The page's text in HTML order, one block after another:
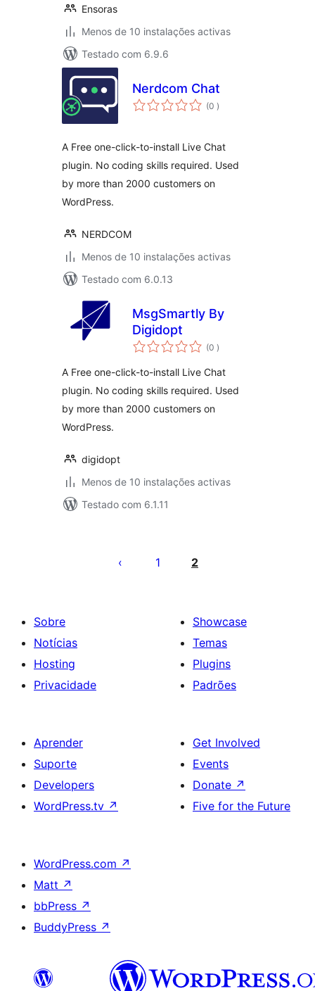
Ensoras
Menos de 10 instalações activas
Testado com 6.9.6
Nerdcom Chat
(0 classificações
)
A Free one-click-to-install Live Chat
plugin. No coding skills required. Used
by more than 2000 customers on
WordPress.
NERDCOM
Menos de 10 instalações activas
Testado com 6.0.13
MsgSmartly By
Digidopt
(0 classificações
)
A Free one-click-to-install Live Chat
plugin. No coding skills required. Used
by more than 2000 customers on
WordPress.
digidopt
Menos de 10 instalações activas
Testado com 6.1.11
1 2
Sobre
Notícias
Hosting
Privacidade
Showcase
Temas
Plugins
Padrões
Aprender
Suporte
Developers
WordPress.tv ↗
Get Involved
Events
Donate ↗
Five for the Future
WordPress.com ↗
Matt ↗
bbPress ↗
BuddyPress ↗